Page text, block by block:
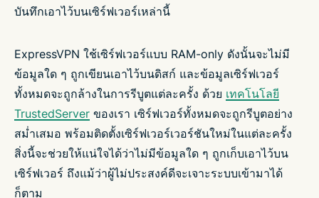
บันทึกเอาไว้บนเซิร์ฟเวอร์เหล่านี้
ExpressVPN ใช้เซิร์ฟเวอร์แบบ RAM-only ดังนั้นจะไม่มี
ข้อมูลใด ๆ ถูกเขียนเอาไว้บนดิสก์ และข้อมูลเซิร์ฟเวอร์
ทั้งหมดจะถูกล้างในการรีบูตแต่ละครั้ง ด้วย เทคโนโลยี
TrustedServer ของเรา เซิร์ฟเวอร์ทั้งหมดจะถูกรีบูตอย่าง
สม่ำเสมอ พร้อมติดตั้งเซิร์ฟเวอร์เวอร์ชันใหม่ในแต่ละครั้ง
สิ่งนี้จะช่วยให้แน่ใจได้ว่าไม่มีข้อมูลใด ๆ ถูกเก็บเอาไว้บน
เซิร์ฟเวอร์ ถึงแม้ว่าผู้ไม่ประสงค์ดีจะเจาะระบบเข้ามาได้
ก็ตาม